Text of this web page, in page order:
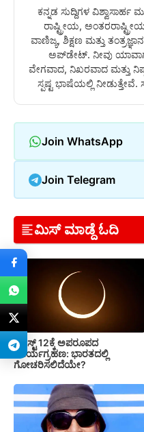
ಕನ್ನಡ ಸುದ್ದಿಗಳ
ರಾಷ್ಟ್ರೀಯ,
ವಾಣಿಜ್ಯ, ಶಿಕ್ಷಣ ಮತ್ತು
ಅಪ್‌ಡೇಟ್. ನೀವು
ವೇಗವಾದ, ನಿಖರವಾದ ಮತ್ತು
ಸ್ಪಷ್ಟ ಭಾಷೆಯಲ್ಲಿ
Join WhatsApp
Join Telegram
ಮಿಸ್ ಮಾಡ್ದೆ ಓದಿ
ಆಗಸ್ಟ್ 12ಕ್ಕೆ ಅಪರೂಪದ
ಸೂರ್ಯಗ್ರಹಣ: ಭಾರತದಲ್ಲಿ
ಗೋಚರಿಸಲಿದೆಯೇ?